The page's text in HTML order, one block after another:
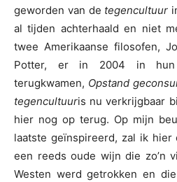
geworden van de tegencultuur
al tijden achterhaald en niet
twee Amerikaanse filosofen,
Potter, er in 2004 in hun
terugkwamen, Opstand
tegencultuuris nu verkrijgbaar
hier nog op terug. Op mijn
laatste geïnspireerd, zal ik hier
een reeds oude wijn die zo’n
Westen werd getrokken en